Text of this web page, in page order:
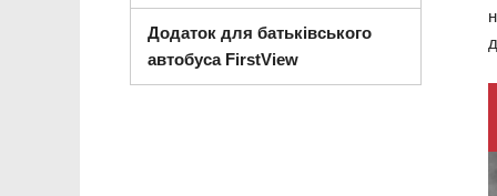
Додаток для батьківського
автобуса FirstView